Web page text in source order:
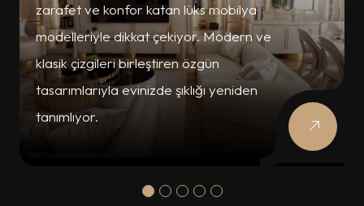
zarafet ve konfor katan lüks mobilya
modelleriyle dikkat çekiyor. Modern ve
klasik çizgileri birleştiren özgün
tasarımlarıyla evinizde şıklığı yeniden
tanımlıyor.